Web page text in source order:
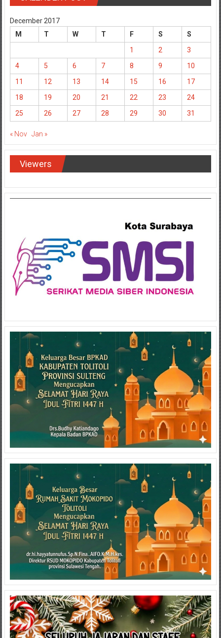
December 2017
M
T W T F S
S
1
2
3
4
5 6 7 8 9
10
11
12 13 14 15 16
17
18
19 20 21 22 23
24
25
26 27 28 29 30 31
« Nov Jan »
Viewers